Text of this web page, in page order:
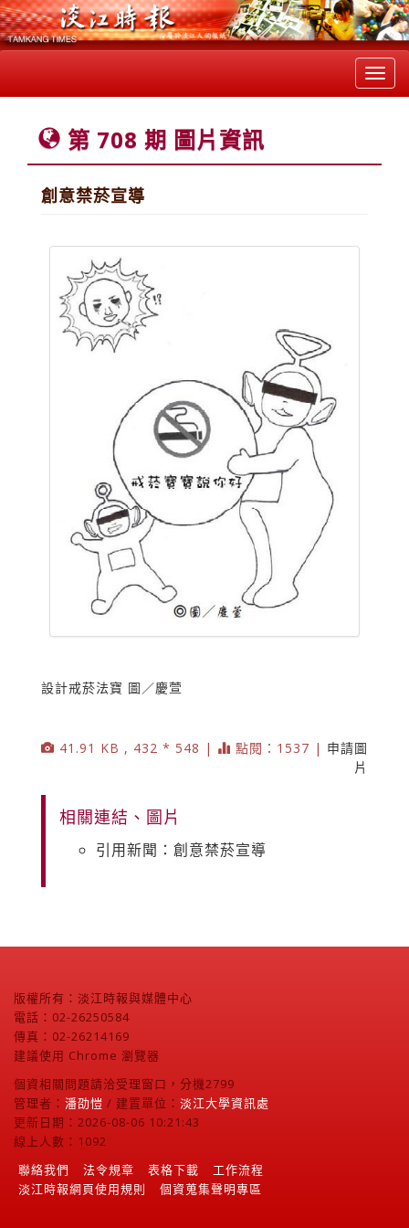
第 708 期 圖片資訊
創意禁菸宣導
設計戒菸法寶 圖／慶萱
41.91 KB , 432 * 548 | 點閱：1537 | 申請圖
片
相關連結、圖片
引用新聞：創意禁菸宣導
版權所有：淡江時報與媒體中心
電話：02-26250584
傳真：02-26214169
建議使用 Chrome 瀏覽器
個資相關問題請洽受理窗口，分機2799
管理者： 潘劭愷 / 建置單位： 淡江大學資訊處
更新日期：2026-08-06 10:21:43
線上人數：1092
聯絡我們
法令規章 表格下載
工作流程
淡江時報網頁使用規則
個資蒐集聲明專區